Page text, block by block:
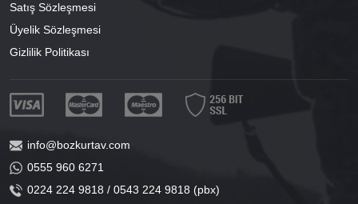
Satış Sözleşmesi
Üyelik Sözleşmesi
Gizlilik Politikası
info@bozkurtav.com
0555 960 6271
0224 224 9818 / 0543 224 9818 (pbx)